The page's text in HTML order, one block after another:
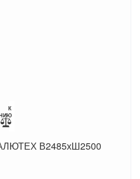
К
В2485хШ2500